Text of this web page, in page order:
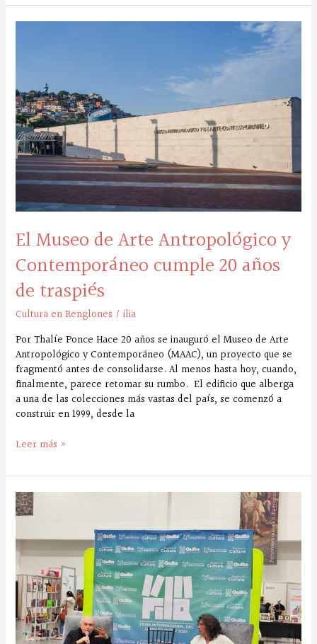
El Museo de Arte Antropológico y
Contemporáneo cumple 20 años
de traspiés
Cultura en Renglones /ilia
Por Thalíe Ponce Hace 20 años se inauguró el Museo de Arte
Antropológico y Contemporáneo (MAAC), un proyecto que se
fragmentó antes de consolidarse. Al menos hasta hoy, cuando,
finalmente, parece retomar su rumbo. El edificio que alberga
a una de las colecciones más vastas del país, se comenzó a
construir en 1999, desde la
Antropológico
y
Contemporáneo
cumple
20
años
de
Leer más »
Una
mejor
del
Libro